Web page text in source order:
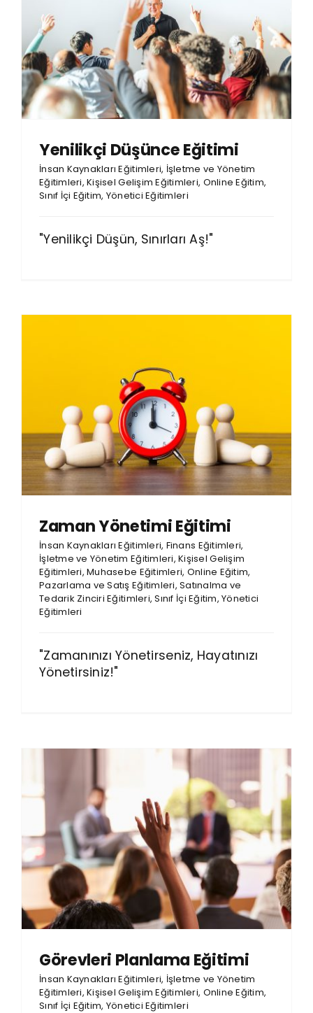
Yenilikçi Düşünce Eğitimi
İnsan Kaynakları Eğitimleri, İşletme ve Yönetim
Eğitimleri,Kişisel Gelişim Eğitimleri, Online Eğitim,
Sınıf İçi Eğitim, Yönetici Eğitimleri
"Yenilikçi Düşün, Sınırları Aş!"
Zaman Yönetimi Eğitimi
İnsan Kaynakları Eğitimleri, Finans Eğitimleri,
İşletme ve Yönetim Eğitimleri,Kişisel Gelişim
Eğitimleri,Muhasebe Eğitimleri, Online Eğitim,
Pazarlama ve Satış Eğitimleri,Satınalma ve
Tedarik Zinciri Eğitimleri,Sınıf İçi Eğitim,Yönetici
Eğitimleri
"Zamanınızı Yönetirseniz, Hayatınızı
Yönetirsiniz!"
Görevleri Planlama Eğitimi
İnsan Kaynakları Eğitimleri, İşletme ve Yönetim
Eğitimleri,Kişisel Gelişim Eğitimleri, Online Eğitim,
Sınıf İçi Eğitim, Yönetici Eğitimleri